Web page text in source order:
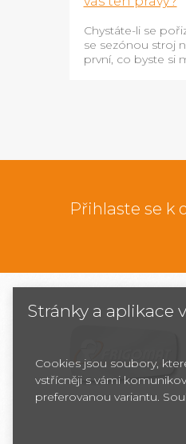
Chystáte-li se
se sezónou stroj
první, co byste si
Přihlaste se k
Stránky a aplikace
Cookies jsou soubory,
vstřícněji s vámi
preferovanou variantu.